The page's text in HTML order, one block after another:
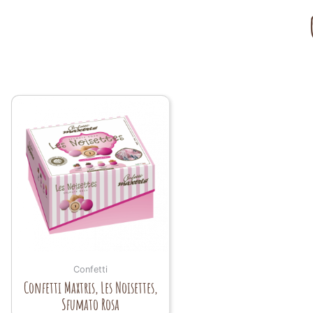
Confetti
Confetti Maxtris, Les Noisettes,
Sfumato Rosa